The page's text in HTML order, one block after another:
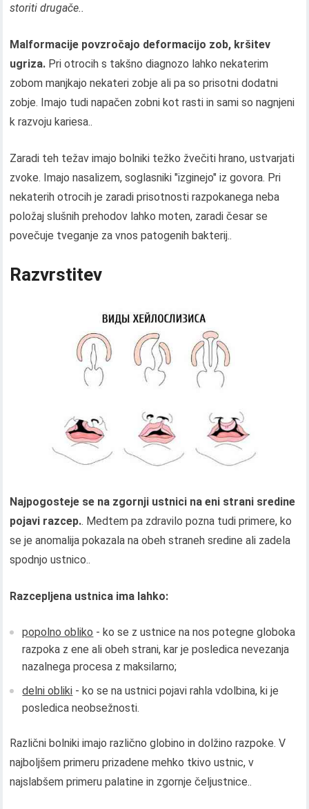
storiti drugače..
Malformacije povzročajo deformacijo zob, kršitev
ugriza. Pri otrocih s takšno diagnozo lahko nekaterim
zobom manjkajo nekateri zobje ali pa so prisotni dodatni
zobje. Imajo tudi napačen zobni kot rasti in sami so nagnjeni
k razvoju kariesa..
Zaradi teh težav imajo bolniki težko žvečiti hrano, ustvarjati
zvoke. Imajo nasalizem, soglasniki "izginejo" iz govora. Pri
nekaterih otrocih je zaradi prisotnosti razpokanega neba
položaj slušnih prehodov lahko moten, zaradi česar se
povečuje tveganje za vnos patogenih bakterij..
Razvrstitev
Najpogosteje se na zgornji ustnici na eni strani sredine
pojavi razcep.. Medtem pa zdravilo pozna tudi primere, ko
se je anomalija pokazala na obeh straneh sredine ali zadela
spodnjo ustnico..
Razcepljena ustnica ima lahko:
popolno obliko - ko se z ustnice na nos potegne globoka
razpoka z ene ali obeh strani, kar je posledica nevezanja
nazalnega procesa z maksilarno;
delni obliki - ko se na ustnici pojavi rahla vdolbina, ki je
posledica neobsežnosti.
Različni bolniki imajo različno globino in dolžino razpoke. V
najboljšem primeru prizadene mehko tkivo ustnic, v
najslabšem primeru palatine in zgornje čeljustnice..